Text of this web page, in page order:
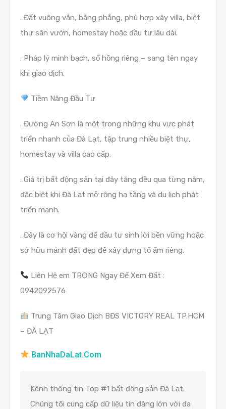
. Đất vuông vắn, bằng phẳng, phù hợp xây villa, biệt
thự sân vườn, homestay hoặc đầu tư lâu dài.
. Pháp lý minh bạch, sổ hồng riêng – sang tên ngay
khi giao dịch.
Tiềm Năng Đầu Tư
. Đường An Sơn là một trong những khu vực phát
triển nhanh của Đà Lạt, tập trung nhiều biệt thự,
homestay và villa cao cấp.
. Giá trị bất động sản tại đây tăng đều qua từng năm,
đặc biệt khi Đà Lạt mở rộng hạ tầng và du lịch phát
triển mạnh.
. Đây là cơ hội vàng để đầu tư sinh lời bền vững hoặc
sở hữu mảnh đất đẹp để xây dựng tổ ấm riêng.
Liên Hệ em TRỌNG Ngay Để Xem Đất :
0942092576
Trung Tâm Giao Dịch BĐS VICTORY REAL TP.HCM
– ĐÀ LẠT
BanNhaDaLat.Com
Kênh thông tin Top #1 bất động sản Đà Lạt.
Chúng tôi cung cấp dữ liệu tin đăng lớn với đa